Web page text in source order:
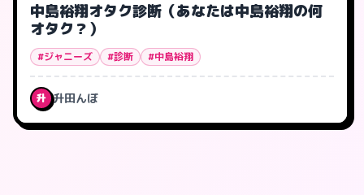
中島裕翔オタク診断（あなたは中島裕翔の何
オタク？）
#ジャニーズ #診断 #中島裕翔
升 升田んぼ